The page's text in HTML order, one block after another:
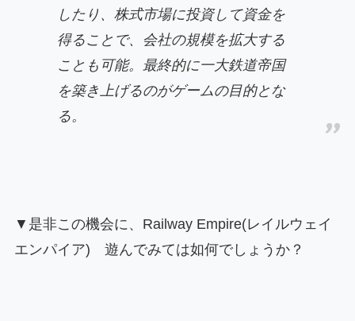
したり、株式市場に投資して資金を
得ることで、会社の規模を拡大する
ことも可能。最終的に一大鉄道帝国
を築き上げるのがゲームの目的とな
る。
▼是非この機会に、Railway Empire(レイルウェイ
エンパイア) 遊んでみては如何でしょうか？